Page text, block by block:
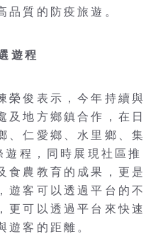
品質的防疫旅遊。
遊程
榮俊表示，今年持續與
及地方鄉鎮合作，在日
、仁愛鄉、水里鄉、集
程，同時展現社區推
食農教育的成果，更是
遊客可以透過平台的不
更可以透過平台來快速
遊客的距離。